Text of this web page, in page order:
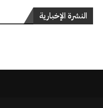
النشرة الإخبارية